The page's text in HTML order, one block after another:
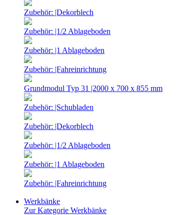
Zubehör: |Dekorblech
Zubehör: |1/2 Ablageboden
Zubehör: |1 Ablageboden
Zubehör: |Fahreinrichtung
Grundmodul Typ 31 |2000 x 700 x 855 mm
Zubehör: |Schubladen
Zubehör: |Dekorblech
Zubehör: |1/2 Ablageboden
Zubehör: |1 Ablageboden
Zubehör: |Fahreinrichtung
Werkbänke
Zur Kategorie Werkbänke